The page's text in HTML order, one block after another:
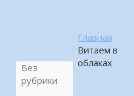
Главная
Витаем в
облаках
Без
рубрики